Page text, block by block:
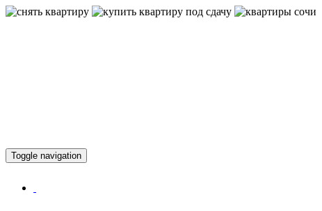
Toggle navigation